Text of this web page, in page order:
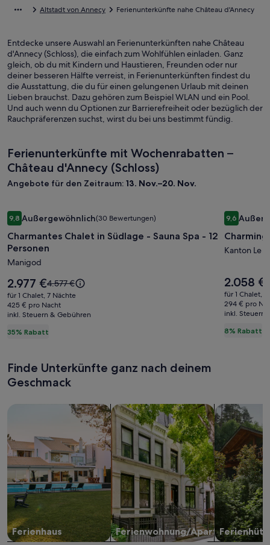
Altstadt von Annecy Ferienunterkünfte nahe Château d'Annecy
Entdecke unsere Auswahl an Ferienunterkünften nahe Château
d'Annecy (Schloss), die einfach zum Wohlfühlen einladen. Ganz
gleich, ob du mit Kindern und Haustieren, Freunden oder nur
deiner besseren Hälfte verreist, in Ferienunterkünften findest du
die Ausstattung, die du für einen gelungenen Urlaub mit deinen
Lieben brauchst. Dazu gehören zum Beispiel WLAN und ein Pool.
Und auch wenn du Optionen zur Barrierefreiheit oder bezüglich der
Rauchpräferenzen suchst, wirst du bei uns bestimmt fündig.
Ferienunterkünfte mit Wochenrabatten –
Château d'Annecy (Schloss)
Angebote für den Zeitraum: 13. Nov.–20. Nov.
Bildergalerie
für
Charmantes
Chalet
in
Südlage
-
Sauna
Spa
-
Personen
9,89,8 von 10, Außergewöhnlich, (30 Bewertungen)
Außergewöhnlich(30 Bewertungen)
Charmantes Chalet in Südlage - Sauna Spa - 12
Personen
Manigod
35% Rabatt
Der
Preis
beträgt
2.977 €.
2.977 €Der
alte
Preis
war
siehe
zum
Standardpreis.
4.577 €
für 1 Chalet, 7 Nächte
425 € pro Nacht
inkl. Steuern & Gebühren
Charmantes Chalet in Südlage - Sauna Spa - 12 Personen
für
house
Savoie
-
calm
nature
9,69,6 von
Kanton Le
8% Rabatt
Der
Preis
beträgt
2.058 €.
2.058 €
für 1 Chalet,
294 € pro
inkl. Steuern
Charming
Finde Unterkünfte ganz nach deinem
Geschmack
Ferienhaus
Suche nach Ferienhäusern
Ferienwohnung/Apartment
Suche nach Ferienwohnungen oder
Suche nach